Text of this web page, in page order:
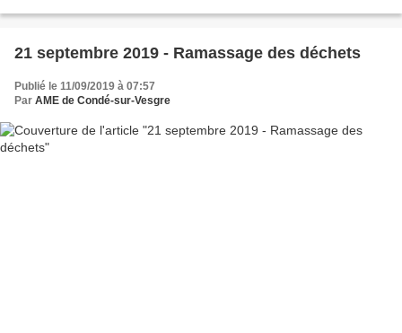
21 septembre 2019 - Ramassage des déchets
Publié le 11/09/2019 à 07:57
Par AME de Condé-sur-Vesgre